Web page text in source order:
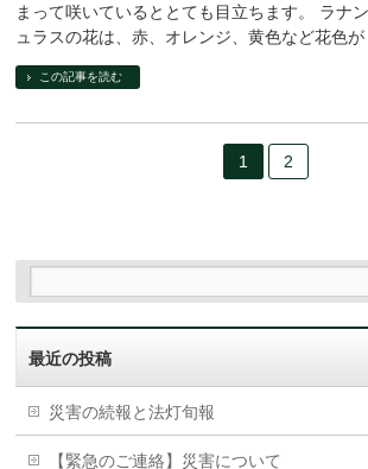
まって咲いているととても目立ちます。 ラナ
ュラスの花は、赤、オレンジ、黄色など花色が
この記事を読む
1 2
最近の投稿
災害の続報と法灯旬報
【緊急のご連絡】災害について